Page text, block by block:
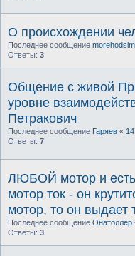
О происхождении
Последнее сообщение
Ответы: 3
Общение с живой
уровне
Петракович
Последнее сообщение Гаряев «
Ответы: 7
ЛЮБОЙ мотор и
мотор ток - он
мотор, то он выдает
Последнее сообщение Онатоллер
Ответы: 3